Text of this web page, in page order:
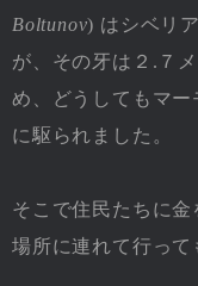
Boltunov) はシベリ
が、その牙は２.７
め、どうしてもマ
に駆られました。
そこで住民たちに金
場所に連れて行って